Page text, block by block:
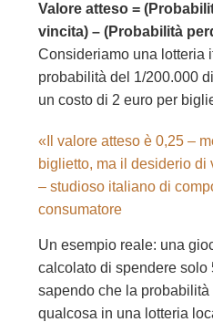
Valore atteso =
vincita) – (Probabilità
Consideriamo una lotteria
probabilità del 1/200.000
un costo di 2 euro per
«Il valore atteso è 0,25 –
biglietto, ma il desiderio
– studioso italiano di
consumatore
Un esempio reale: una
calcolato di spendere solo
sapendo che la
qualcosa in una lotteria